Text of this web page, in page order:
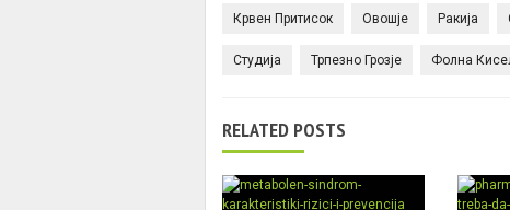
Крвен Притисок Овошје Ракија
Студија Трпезно Грозје Фолна
RELATED POSTS